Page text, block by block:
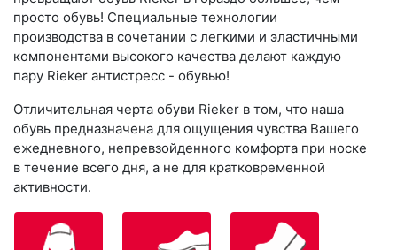
просто обувь! Специальные технологии
производства в сочетании с легкими и эластичными
компонентами высокого качества делают каждую
пару Rieker антистресс - обувью!
Отличительная черта обуви Rieker в том, что наша
обувь предназначена для ощущения чувства Вашего
ежедневного, непревзойденного комфорта при носке
в течение всего дня, а не для кратковременной
активности.